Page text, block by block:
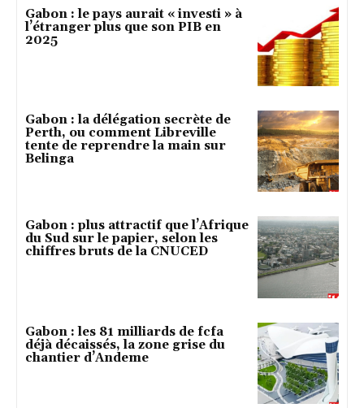
Gabon : le pays aurait « investi » à
l’étranger plus que son PIB en
2025
Gabon : la délégation secrète de
Perth, ou comment Libreville
tente de reprendre la main sur
Belinga
Gabon : plus attractif que l’Afrique
du Sud sur le papier, selon les
chiffres bruts de la CNUCED
Gabon : les 81 milliards de fcfa
déjà décaissés, la zone grise du
chantier d’Andeme